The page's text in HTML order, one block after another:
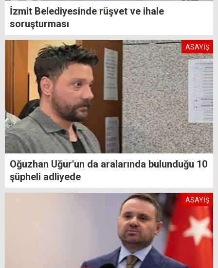
İzmit Belediyesinde rüşvet ve ihale
soruşturması
ASAYİŞ
Oğuzhan Uğur'un da aralarında bulunduğu 10
şüpheli adliyede
ASAYİŞ